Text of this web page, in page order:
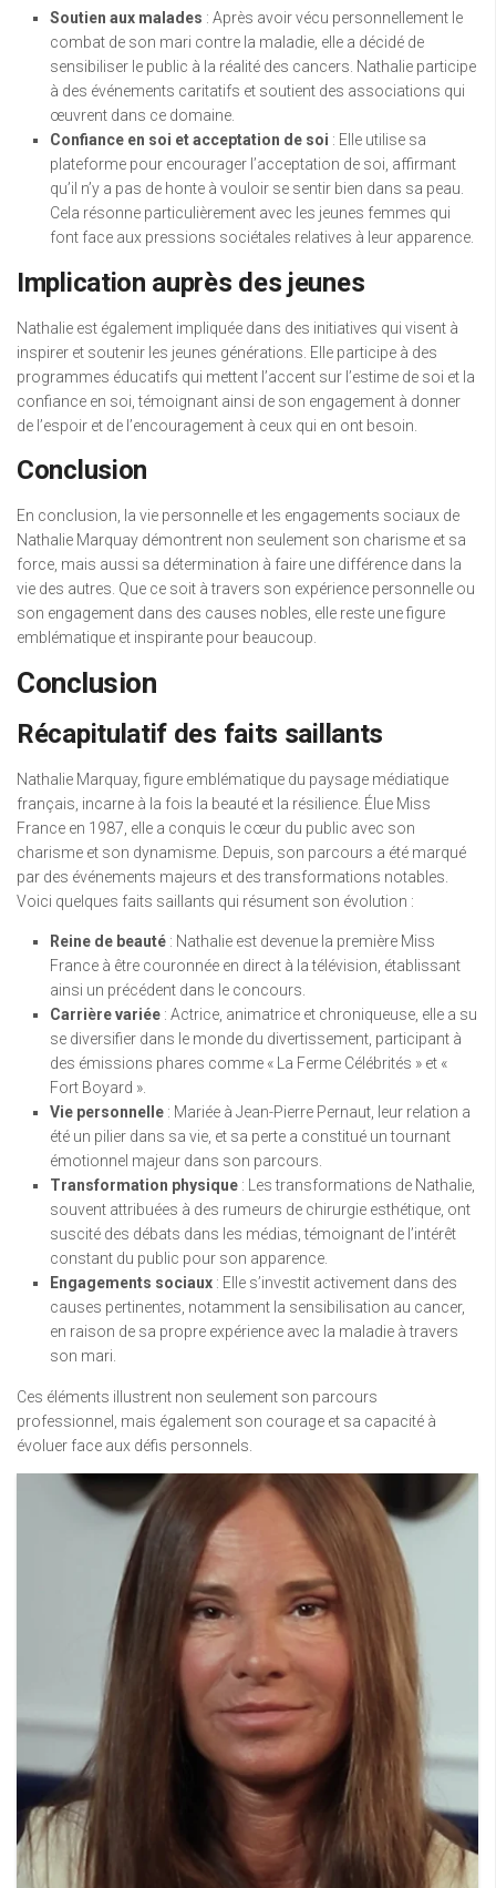
Soutien aux malades : Après avoir vécu personnellement le
combat de son mari contre la maladie, elle a décidé de
sensibiliser le public à la réalité des cancers. Nathalie participe
à des événements caritatifs et soutient des associations qui
œuvrent dans ce domaine.
Confiance en soi et acceptation de soi : Elle utilise sa
plateforme pour encourager l’acceptation de soi, affirmant
qu’il n’y a pas de honte à vouloir se sentir bien dans sa peau.
Cela résonne particulièrement avec les jeunes femmes qui
font face aux pressions sociétales relatives à leur apparence.
Implication auprès des jeunes
Nathalie est également impliquée dans des initiatives qui visent à
inspirer et soutenir les jeunes générations. Elle participe à des
programmes éducatifs qui mettent l’accent sur l’estime de soi et la
confiance en soi, témoignant ainsi de son engagement à donner
de l’espoir et de l’encouragement à ceux qui en ont besoin.
Conclusion
En conclusion, la vie personnelle et les engagements sociaux de
Nathalie Marquay démontrent non seulement son charisme et sa
force, mais aussi sa détermination à faire une différence dans la
vie des autres. Que ce soit à travers son expérience personnelle ou
son engagement dans des causes nobles, elle reste une figure
emblématique et inspirante pour beaucoup.
Conclusion
Récapitulatif des faits saillants
Nathalie Marquay, figure emblématique du paysage médiatique
français, incarne à la fois la beauté et la résilience. Élue Miss
France en 1987, elle a conquis le cœur du public avec son
charisme et son dynamisme. Depuis, son parcours a été marqué
par des événements majeurs et des transformations notables.
Voici quelques faits saillants qui résument son évolution :
Reine de beauté : Nathalie est devenue la première Miss
France à être couronnée en direct à la télévision, établissant
ainsi un précédent dans le concours.
Carrière variée : Actrice, animatrice et chroniqueuse, elle a su
se diversifier dans le monde du divertissement, participant à
des émissions phares comme « La Ferme Célébrités » et «
Fort Boyard ».
Vie personnelle : Mariée à Jean-Pierre Pernaut, leur relation a
été un pilier dans sa vie, et sa perte a constitué un tournant
émotionnel majeur dans son parcours.
Transformation physique : Les transformations de Nathalie,
souvent attribuées à des rumeurs de chirurgie esthétique, ont
suscité des débats dans les médias, témoignant de l’intérêt
constant du public pour son apparence.
Engagements sociaux : Elle s’investit activement dans des
causes pertinentes, notamment la sensibilisation au cancer,
en raison de sa propre expérience avec la maladie à travers
son mari.
Ces éléments illustrent non seulement son parcours
professionnel, mais également son courage et sa capacité à
évoluer face aux défis personnels.